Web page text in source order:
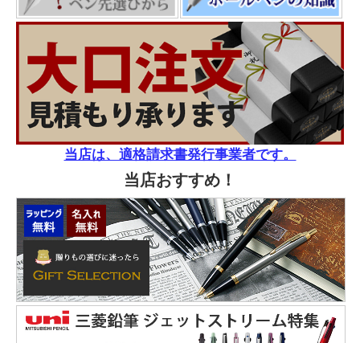
当店は、適格請求書発行事業者です。
当店おすすめ！